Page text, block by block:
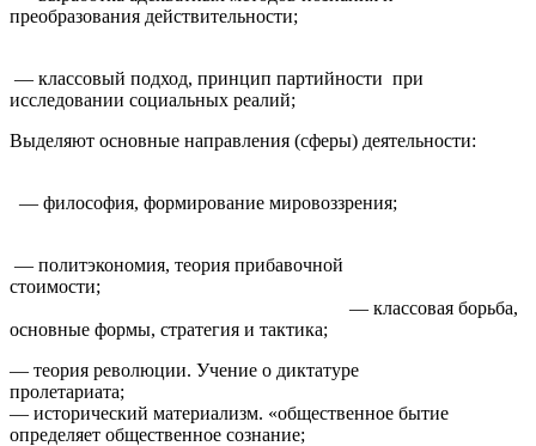
преобразования действительности;
— классовый подход, принцип партийности при
исследовании социальных реалий;
Выделяют основные направления (сферы) деятельности:
— философия, формирование мировоззрения;
— политэкономия, теория прибавочной
стоимости;
— классовая борьба,
основные формы, стратегия и тактика;
— теория революции. Учение о диктатуре
— исторический материализм. «общественное бытие
определяет общественное сознание;